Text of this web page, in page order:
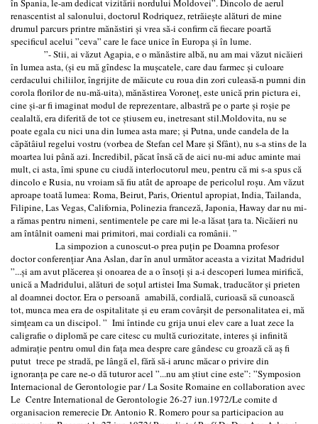
în Spania, le-am dedicat vizitării nordului Moldovei”. Dincolo de aerul
renascentist al salonului, doctorul Rodriquez, retrăiește alături de mine
drumul parcurs printre mănăstiri și vrea să-i confirm că fiecare poartă
specificul acelui ”ceva” care le face unice în Europa și în lume.
”- Stii, ai văzut Agapia, e o mănăstire albă, nu am mai văzut nicăieri
în lumea asta, (și eu mă gîndesc la mușcatele, care dau farmec și culoare
cerdacului chiliilor, îngrijite de măicute cu roua din zori culeasă-n pumni din
corola florilor de nu-mă-uita), mănăstirea Voroneț, este unică prin pictura ei,
cine și-ar fi imaginat modul de reprezentare, albastră pe o parte și roșie pe
cealaltă, era diferită de tot ce știusem eu, inetresant stil.Moldovita, nu se
poate egala cu nici una din lumea asta mare; și Putna, unde candela de la
căpătâiul regelui vostru (vorbea de Stefan cel Mare și Sfânt), nu s-a stins de la
moartea lui până azi. Incredibil, păcat însă că de aici nu-mi aduc aminte mai
mult, ci asta, îmi spune cu ciudă interlocutorul meu, pentru că mi s-a spus că
dincolo e Rusia, nu vroiam să fiu atât de aproape de pericolul roșu. Am văzut
aproape toată lumea: Roma, Beirut, Paris, Orientul apropiat, India, Tailanda,
Filipine, Las Vegas, California, Polinezia franceză, Japonia, Haway dar nu mi-
a rămas pentru nimeni, sentimentele pe care mi le-a lăsat țara ta. Nicăieri nu
am întâlnit oameni mai primitori, mai cordiali ca românii. ”
La simpozion a cunoscut-o prea puțin pe Doamna profesor
doctor conferențiar Ana Aslan, dar în anul următor aceasta a vizitat Madridul
”...și am avut plăcerea și onoarea de a o însoți și a-i descoperi lumea mirifică,
unică a Madridului, alături de soțul artistei Ima Sumak, traducător și prieten
al doamnei doctor. Era o persoană amabilă, cordială, curioasă să cunoască
tot, munca mea era de ospitalitate și eu eram covârșit de personalitatea ei, mă
simțeam ca un discipol. ” Imi întinde cu grija unui elev care a luat zece la
caligrafie o diplomă pe care citesc cu multă curiozitate, interes și infinită
admirație pentru omul din fața mea despre care gândesc cu groază că aș fi
putut trece pe stradă, pe lângă el, fără să-i arunc măcar o privire din
ignoranța pe care ne-o dă tuturor acel ”...nu am știut cine este”: ”Symposion
Internacional de Gerontologie par / La Sosite Romaine en collaboration avec
Le Centre International de Gerontologie 26-27 iun.1972/Le comite d
organisacion remerecie Dr. Antonio R. Romero pour sa participacion au